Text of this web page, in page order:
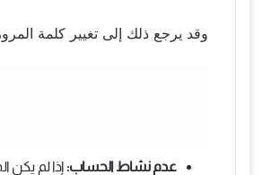
وقد يرجع ذلك إلى تغيير كلمة
عدم نشاط الحساب: إذا لم